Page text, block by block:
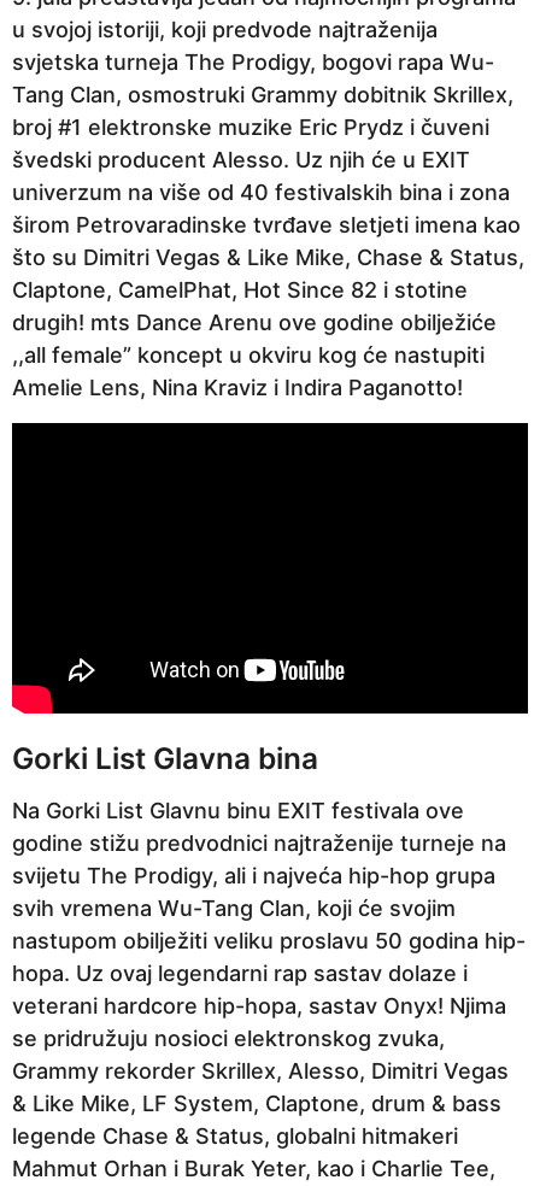
3
g
o
d
i
n
e
p
r
i
j
e
u svojoj istoriji, koji predvode najtraženija
svjetska turneja The Prodigy, bogovi rapa Wu-
Tang Clan, osmostruki Grammy dobitnik Skrillex,
broj #1 elektronske muzike Eric Prydz i čuveni
švedski producent Alesso. Uz njih će u EXIT
univerzum na više od 40 festivalskih bina i zona
širom Petrovaradinske tvrđave sletjeti imena kao
što su Dimitri Vegas & Like Mike, Chase & Status,
Claptone, CamelPhat, Hot Since 82 i stotine
drugih! mts Dance Arenu ove godine obilježiće
,,all female” koncept u okviru kog će nastupiti
Amelie Lens, Nina Kraviz i Indira Paganotto!
Gorki List Glavna bina
Na Gorki List Glavnu binu EXIT festivala ove
godine stižu predvodnici najtraženije turneje na
svijetu The Prodigy, ali i najveća hip-hop grupa
svih vremena Wu-Tang Clan, koji će svojim
nastupom obilježiti veliku proslavu 50 godina hip-
hopa. Uz ovaj legendarni rap sastav dolaze i
veterani hardcore hip-hopa, sastav Onyx! Njima
se pridružuju nosioci elektronskog zvuka,
Grammy rekorder Skrillex, Alesso, Dimitri Vegas
& Like Mike, LF System, Claptone, drum & bass
legende Chase & Status, globalni hitmakeri
Mahmut Orhan i Burak Yeter, kao i Charlie Tee,